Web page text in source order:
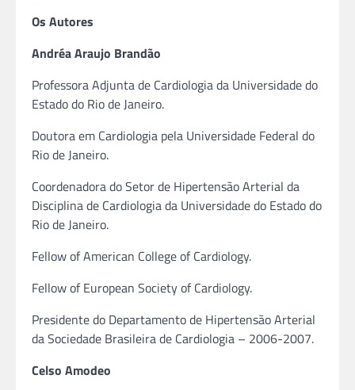
Os Autores
Andréa Araujo Brandão
Professora Adjunta de Cardiologia da Universidade do
Estado do Rio de Janeiro.
Doutora em Cardiologia pela Universidade Federal do
Rio de Janeiro.
Coordenadora do Setor de Hipertensão Arterial da
Disciplina de Cardiologia da Universidade do Estado do
Rio de Janeiro.
Fellow of American College of Cardiology.
Fellow of European Society of Cardiology.
Presidente do Departamento de Hipertensão Arterial
da Sociedade Brasileira de Cardiologia – 2006-2007.
Celso Amodeo